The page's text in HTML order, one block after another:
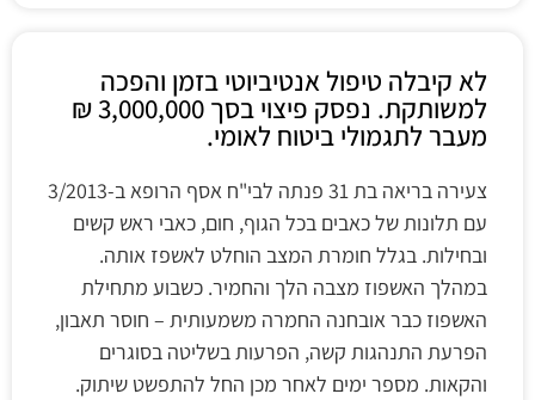
לא קיבלה טיפול אנטיביוטי בזמן והפכה
למשותקת. נפסק פיצוי בסך 3,000,000 ₪
מעבר לתגמולי ביטוח לאומי.
צעירה בריאה בת 31 פנתה לבי"ח אסף הרופא ב-3/2013
עם תלונות של כאבים בכל הגוף, חום, כאבי ראש קשים
ובחילות. בגלל חומרת המצב הוחלט לאשפז אותה.
במהלך האשפוז מצבה הלך והחמיר. כשבוע מתחילת
האשפוז כבר אובחנה החמרה משמעותית – חוסר תאבון,
הפרעת התנהגות קשה, הפרעות בשליטה בסוגרים
והקאות. מספר ימים לאחר מכן החל להתפשט שיתוק.